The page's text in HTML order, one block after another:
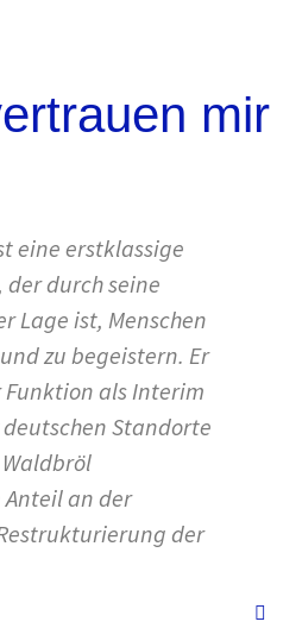
mir
eine erstklassige
durch seine
Lage ist, Menschen
zu begeistern. Er
als Interim
Standorte
an der
der